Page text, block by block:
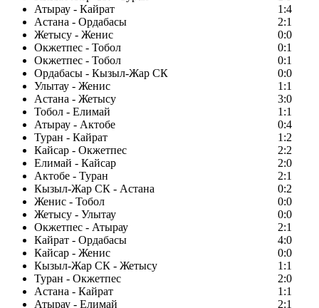
Атырау - Кайрат
1:4
Астана - Ордабасы
2:1
Жетысу - Женис
0:0
Окжетпес - Тобол
0:1
Окжетпес - Тобол
0:1
Ордабасы - Кызыл-Жар СК
0:0
Улытау - Женис
1:1
Астана - Жетысу
3:0
Тобол - Елимай
1:1
Атырау - Актобе
0:4
Туран - Кайрат
1:2
Кайсар - Окжетпес
2:2
Елимай - Кайсар
2:0
Актобе - Туран
2:1
Кызыл-Жар СК - Астана
0:2
Женис - Тобол
0:0
Жетысу - Улытау
0:0
Окжетпес - Атырау
2:1
Кайрат - Ордабасы
4:0
Кайсар - Женис
0:0
Кызыл-Жар СК - Жетысу
1:1
Туран - Окжетпес
2:0
Астана - Кайрат
1:1
Атырау - Елимай
2:1